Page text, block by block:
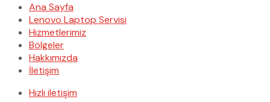
Ana Sayfa
Lenovo Laptop Servisi
Hizmetlerimiz
Bölgeler
Hakkımızda
İletişim
Hızlı iletişim